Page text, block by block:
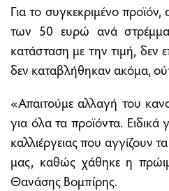
Για το συγκεκριμένο
των 50 ευρώ ανά
κατάσταση με την τιμή,
δεν καταβλήθηκαν ακόμα,
«Απαιτούμε αλλαγή του
για όλα τα προϊόντα.
καλλιέργειας που αγγίζουν
μας, καθώς χάθηκε η
Θανάσης Βομπίρης.